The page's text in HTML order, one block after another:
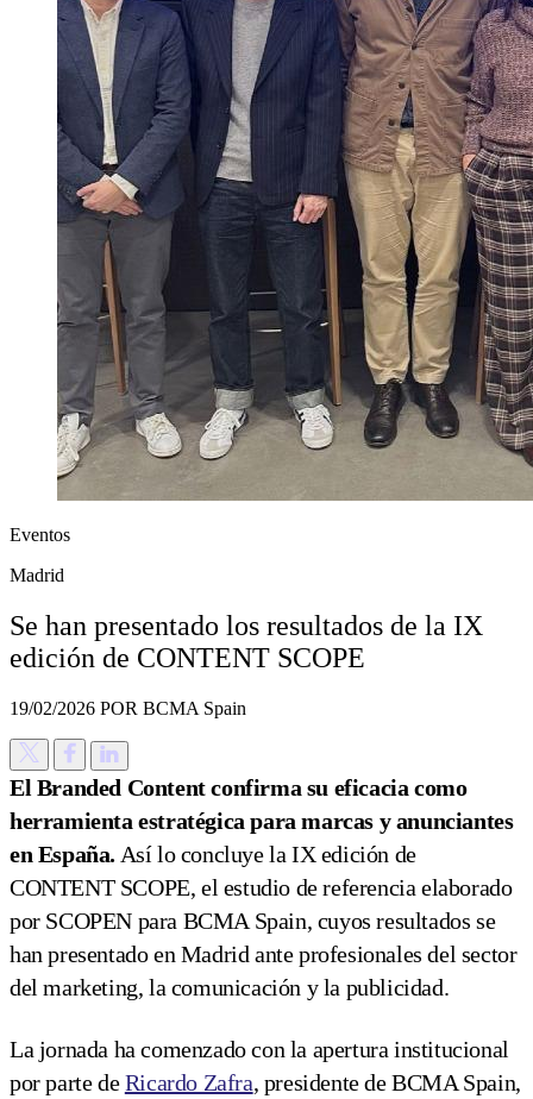
Eventos
Madrid
Se han presentado los resultados de la IX
edición de CONTENT SCOPE
19/02/2026 POR BCMA Spain
El Branded Content confirma su eficacia como
herramienta estratégica para marcas y anunciantes
en España. Así lo concluye la IX edición de
CONTENT SCOPE, el estudio de referencia elaborado
por SCOPEN para BCMA Spain, cuyos resultados se
han presentado en Madrid ante profesionales del sector
del marketing, la comunicación y la publicidad.
La jornada ha comenzado con la apertura institucional
por parte deRicardo Zafra, presidente de BCMA Spain,